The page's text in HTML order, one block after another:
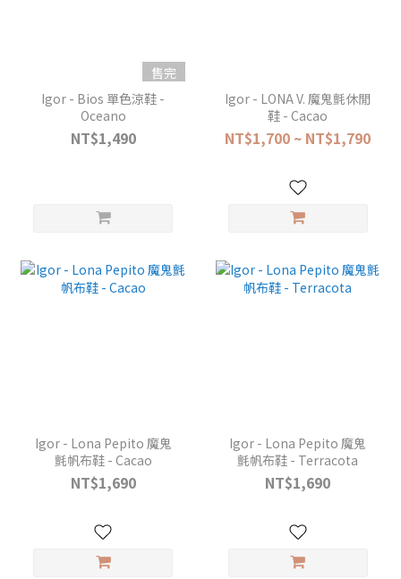
售完
Igor - Bios 單色涼鞋 -
Oceano
NT$1,490
Igor - LONA V. 魔鬼氈休閒
鞋 - Cacao
NT$1,700 ~ NT$1,790
Igor - Lona Pepito 魔鬼
氈帆布鞋 - Cacao
NT$1,690
Igor - Lona Pepito 魔鬼
氈帆布鞋 - Terracota
NT$1,690